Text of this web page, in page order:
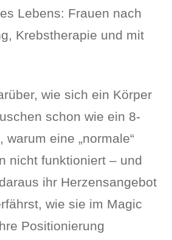
Lebens: Frauen nach
Krebstherapie und mit
wie sich ein Körper
schon wie ein 8-
warum eine „normale“
nicht funktioniert – und
ihr Herzensangebot
wie sie im Magic
Positionierung